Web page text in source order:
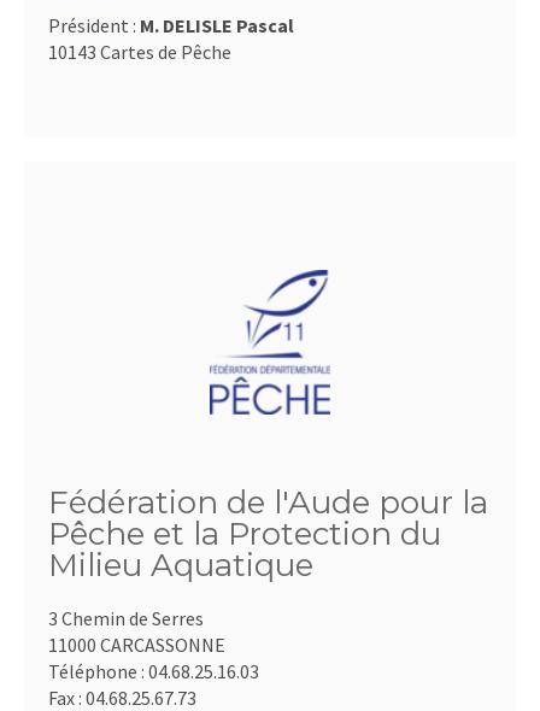
Président : M. DELISLE Pascal
10143 Cartes de Pêche
Fédération de l'Aude pour la
Pêche et la Protection du
Milieu Aquatique
3 Chemin de Serres
11000 CARCASSONNE
Téléphone : 04.68.25.16.03
Fax : 04.68.25.67.73